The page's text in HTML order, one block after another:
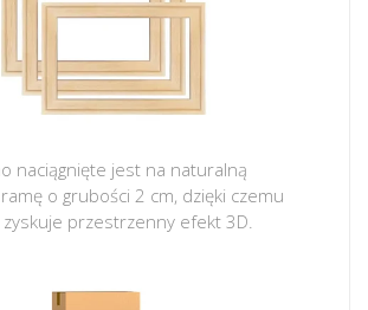
naciągnięte jest na naturalną
o grubości 2 cm, dzięki czemu
przestrzenny efekt 3D.